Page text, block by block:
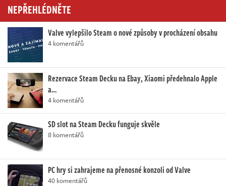
NEPŘEHLÉDNĚTE
Valve vylepšilo Steam o nové způsoby v procházení obsahu
4 komentářů
Rezervace Steam Decku na Ebay, Xiaomi předehnalo Apple
a…
4 komentářů
SD slot na Steam Decku funguje skvěle
8 komentářů
PC hry si zahrajeme na přenosné konzoli od Valve
40 komentářů